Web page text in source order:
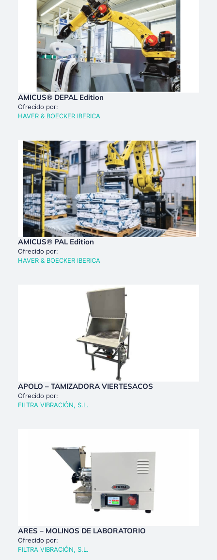
AMICUS® DEPAL Edition
Ofrecido por:
HAVER & BOECKER IBERICA
AMICUS® PAL Edition
Ofrecido por:
HAVER & BOECKER IBERICA
APOLO – TAMIZADORA VIERTESACOS
Ofrecido por:
FILTRA VIBRACIÓN, S.L.
ARES – MOLINOS DE LABORATORIO
Ofrecido por:
FILTRA VIBRACIÓN, S.L.